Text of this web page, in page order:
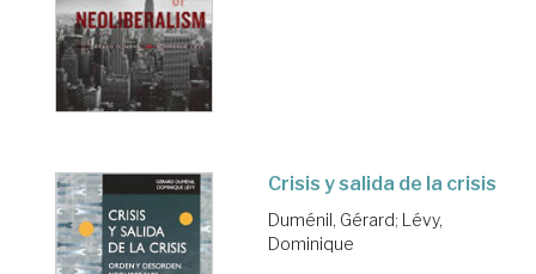
Crisis y salida de la crisis
Duménil, Gérard; Lévy,
Dominique